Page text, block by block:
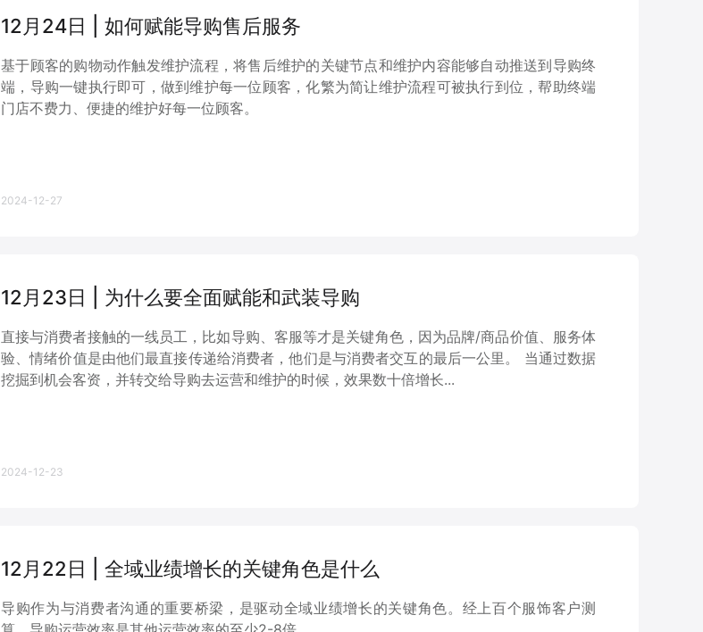
12月24日 | 如何赋能导购售后服务
基于顾客的购物动作触发维护流程，将售后维护的关键节点和维护内容能够自动推送到导购终
端，导购一键执行即可，做到维护每一位顾客，化繁为简让维护流程可被执行到位，帮助终端
门店不费力、便捷的维护好每一位顾客。
2024-12-27
12月23日 | 为什么要全面赋能和武装导购
直接与消费者接触的一线员工，比如导购、客服等才是关键角色，因为品牌/商品价值、服务体
验、情绪价值是由他们最直接传递给消费者，他们是与消费者交互的最后一公里。 当通过数据
挖掘到机会客资，并转交给导购去运营和维护的时候，效果数十倍增长...
2024-12-23
12月22日 | 全域业绩增长的关键角色是什么
导购作为与消费者沟通的重要桥梁，是驱动全域业绩增长的关键角色。经上百个服饰客户测